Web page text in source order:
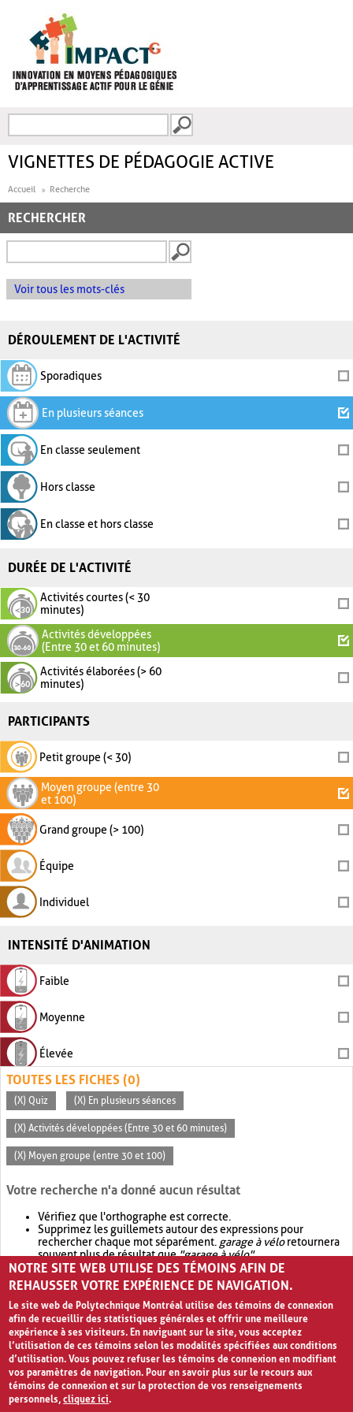
FORMULAIRE DE
VIGNETTES DE PÉDAGOGIE ACTIVE
Accueil Recherche
RECHERCHER
Voir tous les mots-clés
DÉROULEMENT DE L'ACTIVITÉ
Sporadiques
En plusieurs séances
En classe seulement
Hors classe
En classe et hors classe
DURÉE DE L'ACTIVITÉ
Activités courtes (< 30
minutes)
Activités développées
(Entre 30 et 60 minutes)
Activités élaborées (> 60
minutes)
PARTICIPANTS
Petit groupe (< 30)
Moyen groupe (entre 30
et 100)
Grand groupe (> 100)
Équipe
Individuel
INTENSITÉ D'ANIMATION
Faible
Moyenne
Élevée
TOUTES LES FICHES (0)
(X) Quiz (X) En plusieurs séances
(X) Activités développées (Entre 30 et 60 minutes)
(X) Moyen groupe (entre 30 et 100)
Votre recherche n'a donné aucun résultat
Vérifiez que l'orthographe est correcte.
Supprimez les guillemets autour des expressions pour
rechercher chaque mot séparément. garage à véloretournera
souvent plus de résultat que"garage à vélo".
Envisagez d'élargir votre recherche avec OR.garage OR vélo
retournera souvent plus de résultat quegarage à vélo
NOTRE SITE WEB UTILISE DES TÉMOINS AFIN DE
REHAUSSER VOTRE EXPÉRIENCE DE NAVIGATION.
Le site web de Polytechnique Montréal utilise des témoins de connexion
afin de recueillir des statistiques générales et offrir une meilleure
expérience à ses visiteurs. En naviguant sur le site, vous acceptez
l’utilisation de ces témoins selon les modalités spécifiées aux conditions
d’utilisation. Vous pouvez refuser les témoins de connexion en modifiant
vos paramètres de navigation. Pour en savoir plus sur le recours aux
témoins de connexion et sur la protection de vos renseignements
personnels,cliquez ici.